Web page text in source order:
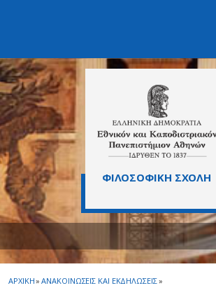
ΦΙΛΟΣΟΦΙΚΗ ΣΧΟΛΗ
ΑΡΧΙΚΗ» ΑΝΑΚΟΙΝΩΣΕΙΣ ΚΑΙ ΕΚΔΗΛΩΣΕΙΣ»